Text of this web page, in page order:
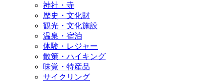
神社・寺
歴史・文化財
観光・文化施設
温泉・宿泊
体験・レジャー
散策・ハイキング
味覚・特産品
サイクリング